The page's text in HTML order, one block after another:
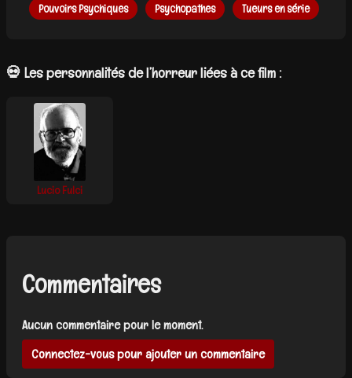
Pouvoirs Psychiques Psychopathes Tueurs en série
💀 Les personnalités de l’horreur liées à ce film :
Lucio Fulci
Commentaires
Aucun commentaire pour le moment.
Connectez-vous pour ajouter un commentaire